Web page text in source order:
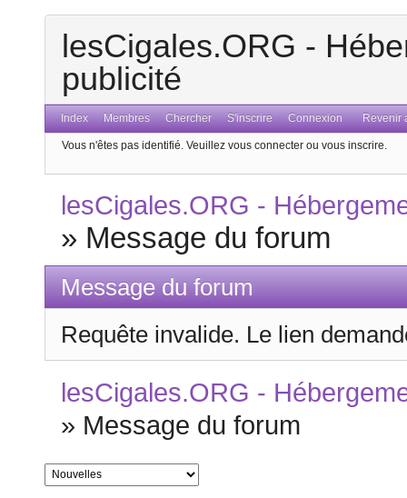
lesCigales.ORG -
publicité
Index Membres Chercher S'inscrire Connexion Revenir
Vous n'êtes pas identifié. Veuillez vous connecter ou vous inscrire.
lesCigales.ORG -
» Message du forum
Message du forum
Requête invalide. Le lien
lesCigales.ORG -
» Message du forum